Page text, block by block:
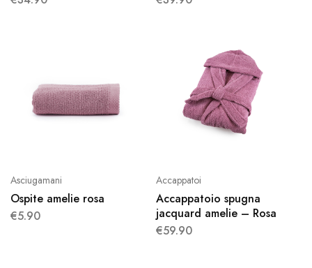
Asciugamani
Ospite amelie rosa
€5.90
Accappatoi
Accappatoio spugna
jacquard amelie – Rosa
€59.90